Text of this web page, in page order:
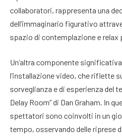
collaboratori, rappresenta una
dell’immaginario figurativo
spazio di contemplazione e relax
Un’altra componente significativa
l’installazione video, che riflette
sorveglianza e di esperienza del
Delay Room” di Dan Graham. In
spettatori sono coinvolti in un
tempo, osservando delle riprese